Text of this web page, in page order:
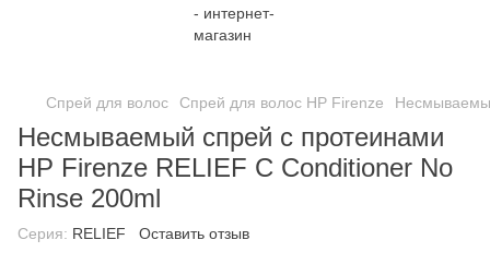
Спрей для волос Спрей для волос HP Firenze
Несмываемый спрей с протеинами
HP Firenze RELIEF С Conditioner No
Rinse 200ml
Серия: RELIEF Оставить отзыв